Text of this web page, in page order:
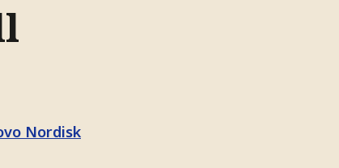
Nordisk